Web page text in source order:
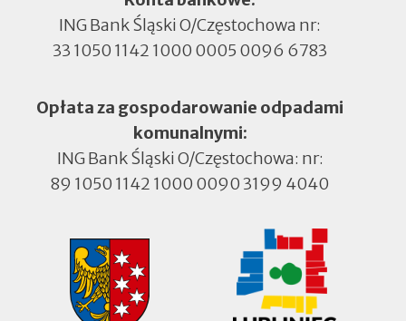
ING Bank Śląski O/Częstochowa nr:
33 1050 1142 1000 0005 0096 6783
Opłata za gospodarowanie odpadami
komunalnymi:
ING Bank Śląski O/Częstochowa: nr:
89 1050 1142 1000 0090 3199 4040